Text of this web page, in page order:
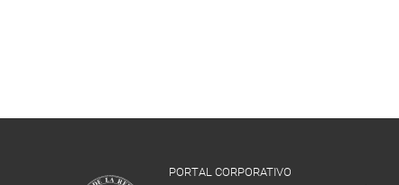
PORTAL CORPORATIVO